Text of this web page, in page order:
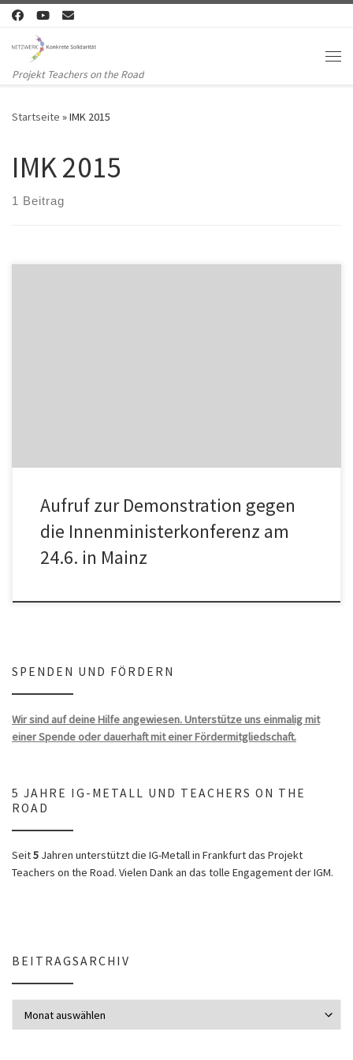
Zum Inhalt springen
Projekt Teachers on the Road
Startseite »IMK 2015
IMK 2015
1 Beitrag
Aufruf zur Demonstration gegen
die Innenministerkonferenz am
24.6. in Mainz
SPENDEN UND FÖRDERN
Wir sind auf deine Hilfe angewiesen. Unterstütze uns einmalig mit
einer Spende oder dauerhaft mit einer Fördermitgliedschaft.
5 JAHRE IG-METALL UND TEACHERS ON THE
ROAD
Seit5 Jahren unterstützt die IG-Metall in Frankfurt das Projekt
Teachers on the Road. Vielen Dank an das tolle Engagement der IGM.
BEITRAGSARCHIV